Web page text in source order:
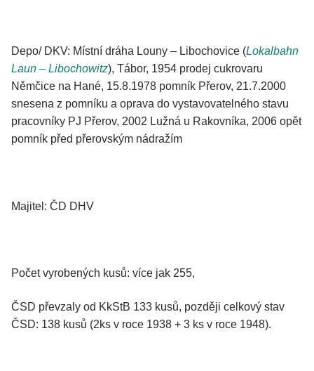
Depo/ DKV: Místní dráha Louny – Libochovice (Lokalbahn
Laun – Libochowitz), Tábor, 1954 prodej cukrovaru
Němčice na Hané, 15.8.1978 pomník Přerov, 21.7.2000
snesena z pomníku a oprava do vystavovatelného stavu
pracovníky PJ Přerov, 2002 Lužná u Rakovníka, 2006 opět
pomník před přerovským nádražím
Majitel: ČD DHV
Počet vyrobených kusů: více jak 255,
ČSD převzaly od KkStB 133 kusů, později celkový stav
ČSD: 138 kusů (2ks v roce 1938 + 3 ks v roce 1948).